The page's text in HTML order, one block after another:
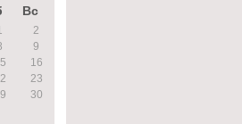
Вс
2
9
16
23
30